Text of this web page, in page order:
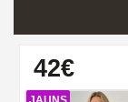
42€